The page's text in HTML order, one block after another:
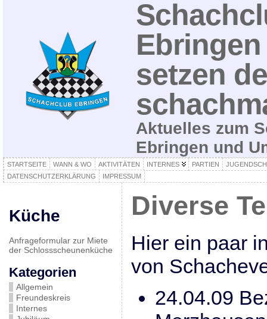
setzen
Aktuelles zum
Ebringen und
STARTSEITE WANN & WO AKTIVITÄTEN INTERNES PARTIEN
DATENSCHUTZERKLÄRUNG
IMPRESSUM
Küche
Anfrageformular zur Miete
der Schlossscheunenküche
Kategorien
Allgemein
Freundeskreis
Internes
Diverse
Hier ein paar
von
24.04.09